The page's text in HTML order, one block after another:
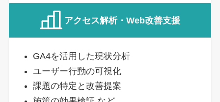
アクセス解析・Web改善支援
GA4を活用した現状分析
ユーザー行動の可視化
課題の特定と改善提案